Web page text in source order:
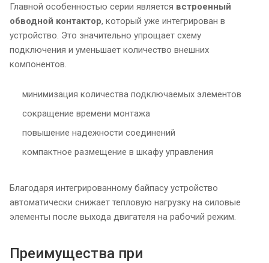
Главной особенностью серии является встроенный
обводной контактор, который уже интегрирован в
устройство. Это значительно упрощает схему
подключения и уменьшает количество внешних
компонентов.
минимизация количества подключаемых элементов
сокращение времени монтажа
повышение надежности соединений
компактное размещение в шкафу управления
Благодаря интегрированному байпасу устройство
автоматически снижает тепловую нагрузку на силовые
элементы после выхода двигателя на рабочий режим.
Преимущества при